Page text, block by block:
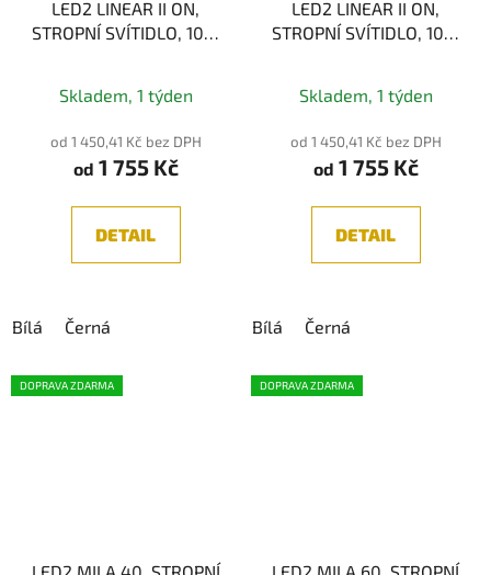
LED2 LINEAR II ON,
STROPNÍ SVÍTIDLO, 10W
Skladem, 1 týden
od 1 450,41 Kč bez DPH
od 1 755 Kč
DETAIL
Bílá Černá
LED2 LINEAR II ON,
STROPNÍ SVÍTIDLO, 10W
Skladem, 1 týden
od 1 450,41 Kč bez DPH
od 1 755 Kč
DETAIL
Bílá Černá
DOPRAVA ZDARMA DOPRAVA ZDARMA